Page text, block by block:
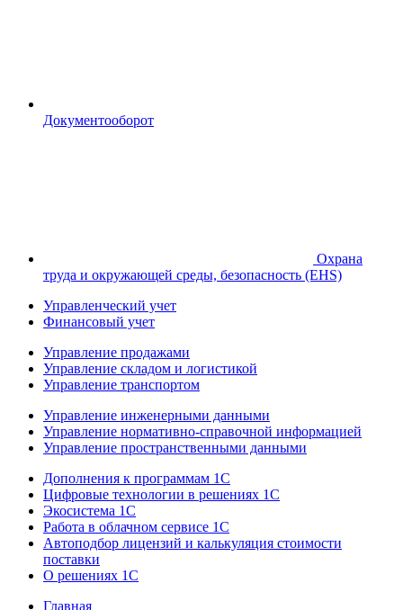
Документооборот
Охрана
труда и окружающей среды, безопасность (EHS)
Управленческий учет
Финансовый учет
Управление продажами
Управление складом и логистикой
Управление транспортом
Управление инженерными данными
Управление нормативно-справочной информацией
Управление пространственными данными
Дополнения к программам 1С
Цифровые технологии в решениях 1С
Экосистема 1С
Работа в облачном сервисе 1С
Автоподбор лицензий и калькуляция стоимости
поставки
О решениях 1С
Главная